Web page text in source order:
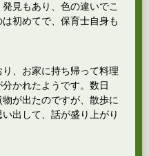
見もあり、色の違いでこ
初めてで、保育士自身も
、お家に持ち帰って料理
かれたようです。数日
が出たのですが、散歩に
出して、話が盛り上がり